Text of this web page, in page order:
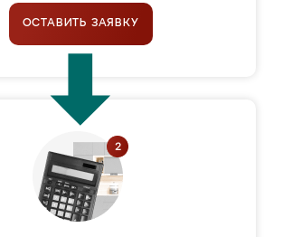
ОСТАВИТЬ ЗАЯВКУ